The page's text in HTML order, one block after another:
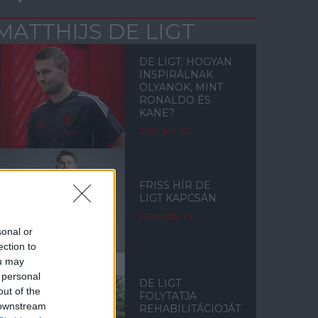
or
to
may
of the
DE LIGT
DE LIGT: HOGYAN
INSPIRÁLNAK
OLYANOK, MINT
RONALDO ÉS
KANE?
2026. jún. 27.
FRISS HÍR DE
LIGT KAPCSÁN
2026. máj. 15.
DE LIGT
FOLYTATJA
REHABILITÁCIÓJÁT